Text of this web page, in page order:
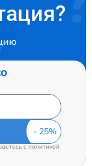
cполитикой